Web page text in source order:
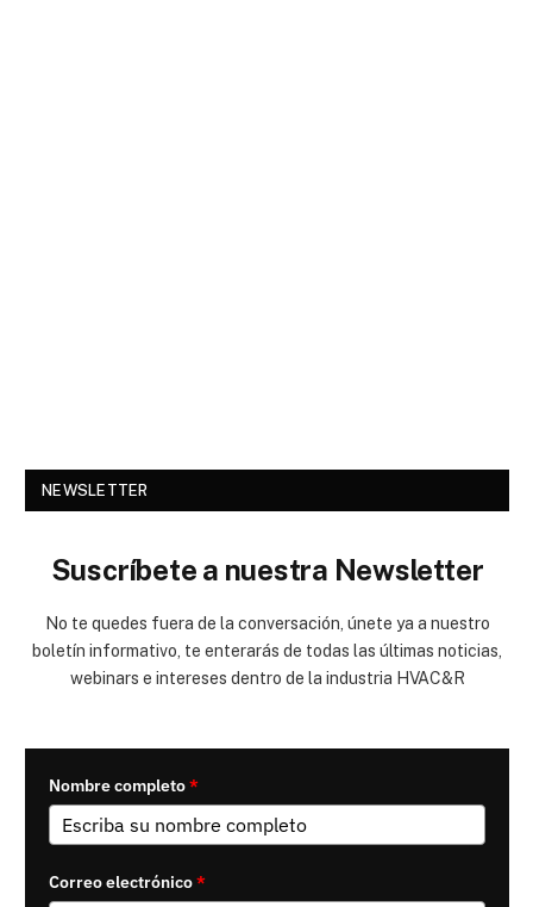
NEWSLETTER
Suscríbete a nuestra Newsletter
No te quedes fuera de la conversación, únete ya a nuestro
boletín informativo, te enterarás de todas las últimas noticias,
webinars e intereses dentro de la industria HVAC&R
Nombre completo*
Correo electrónico*